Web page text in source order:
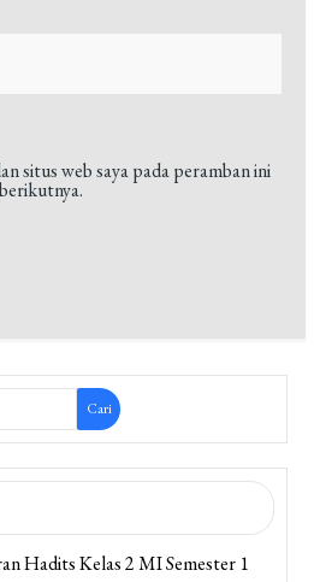
situs web saya pada peramban ini
Cari
Hadits Kelas 2 MI Semester 1